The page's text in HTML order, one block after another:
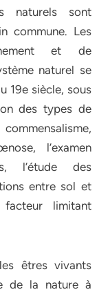
naturels sont
commune. Les
et de
naturel se
19e siècle, sous
des types de
l’examen
l’étude des
entre sol et
limitant
êtres vivants
de la nature à